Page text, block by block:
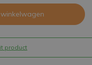
product